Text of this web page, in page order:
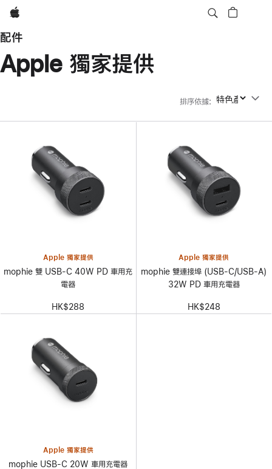
Apple
配件
Apple 獨家提供
排序依據: 排序依據
Apple 獨家提供
mophie 雙 USB-C 40W PD 車用充
電器
HK$288
Apple 獨家提供
mophie 雙連接埠 (USB-C/USB-A)
32W PD 車用充電器
HK$248
Apple 獨家提供
mophie USB-C 20W 車用充電器